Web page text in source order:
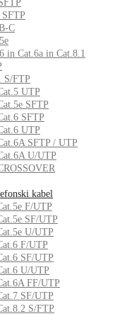
C
in Cat.6a in Cat.8.1
S/FTP
UTP
SFTP
SFTP
UTP
SFTP / UTP
U/UTP
kabel
F/UTP
SF/UTP
U/UTP
F/UTP
SF/UTP
U/UTP
FF/UTP
SF/UTP
S/FTP